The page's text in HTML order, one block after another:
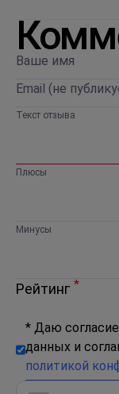
Текст отзыва
Плюсы
Минусы
Рейтинг *
* Даю
данных и
политикой